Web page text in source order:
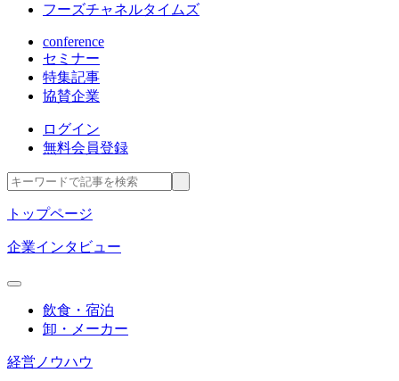
フーズチャネルタイムズ
conference
セミナー
特集記事
協賛企業
ログイン
無料会員登録
トップページ
企業インタビュー
飲食・宿泊
卸・メーカー
経営ノウハウ